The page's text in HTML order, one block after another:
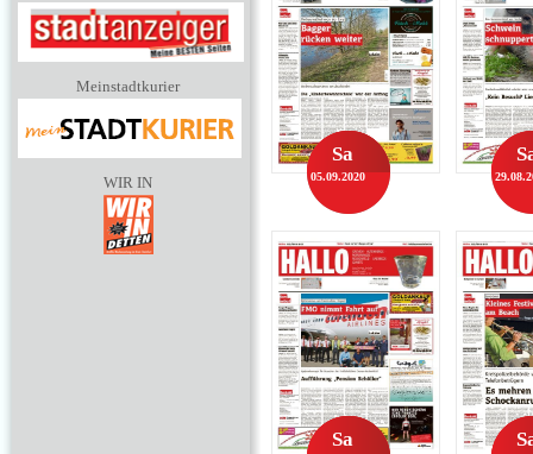
Meinstadtkurier
WIR IN
Sa
05.09.2020
Sa